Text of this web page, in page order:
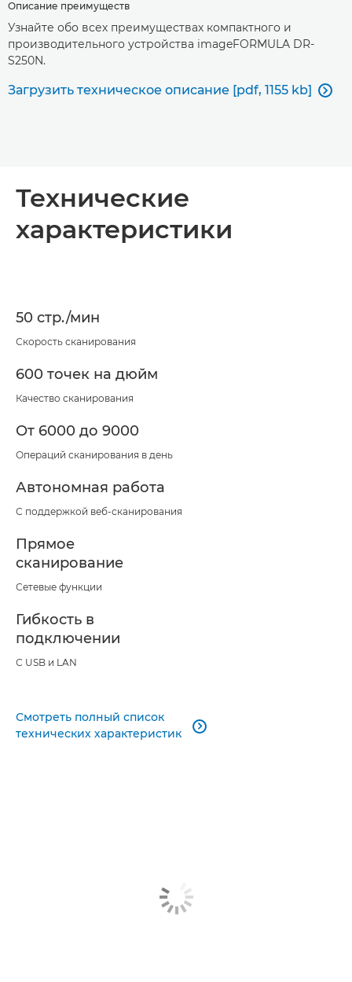
Описание преимуществ
Узнайте обо всех преимуществах компактного и
производительного устройства imageFORMULA DR-
S250N.
Загрузить техническое описание [pdf, 1155 kb] 
Технические
характеристики
50 стр./мин
Скорость сканирования
600 точек на дюйм
Качество сканирования
От 6000 до 9000
Операций сканирования в день
Автономная работа
С поддержкой веб-сканирования
Прямое
сканирование
Сетевые функции
Гибкость в
подключении
С USB и LAN
Смотреть полный список
технических характеристик
